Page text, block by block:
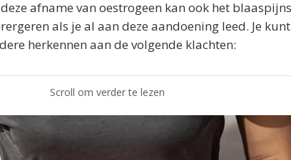
afname van oestrogeen kan ook het
als je al aan deze aandoening leed. Je
herkennen aan de volgende klachten:
Scroll om verder te lezen